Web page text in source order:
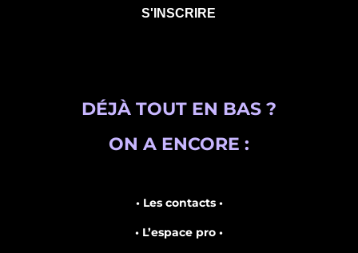
DÉJÀ TOUT EN BAS ?
ON A ENCORE :
• Les contacts •
• L’espace pro •